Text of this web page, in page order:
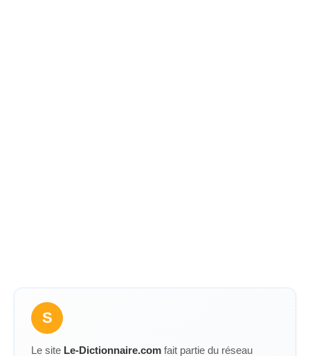
S
Le site Le-Dictionnaire.com fait partie du réseau